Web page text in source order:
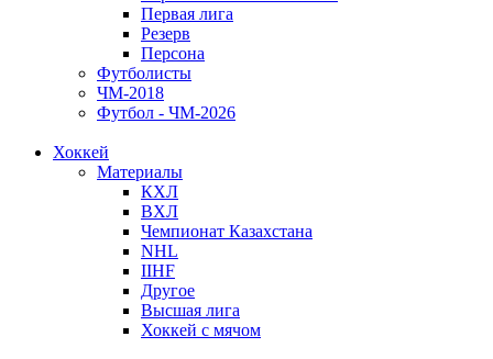
Первая лига
Резерв
Персона
Футболисты
ЧМ-2018
Футбол - ЧМ-2026
Хоккей
Материалы
КХЛ
ВХЛ
Чемпионат Казахстана
NHL
IIHF
Другое
Высшая лига
Хоккей с мячом